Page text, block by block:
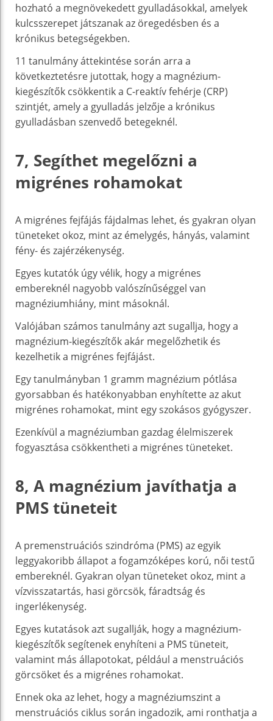
hozható a megnövekedett gyulladásokkal, amelyek
kulcsszerepet játszanak az öregedésben és a
krónikus betegségekben.
11 tanulmány áttekintése során arra a
következtetésre jutottak, hogy a magnézium-
kiegészítők csökkentik a C-reaktív fehérje (CRP)
szintjét, amely a gyulladás jelzője a krónikus
gyulladásban szenvedő betegeknél.
7, Segíthet megelőzni a
migrénes rohamokat
A migrénes fejfájás fájdalmas lehet, és gyakran olyan
tüneteket okoz, mint az émelygés, hányás, valamint
fény- és zajérzékenység.
Egyes kutatók úgy vélik, hogy a migrénes
embereknél nagyobb valószínűséggel van
magnéziumhiány, mint másoknál.
Valójában számos tanulmány azt sugallja, hogy a
magnézium-kiegészítők akár megelőzhetik és
kezelhetik a migrénes fejfájást.
Egy tanulmányban 1 gramm magnézium pótlása
gyorsabban és hatékonyabban enyhítette az akut
migrénes rohamokat, mint egy szokásos gyógyszer.
Ezenkívül a magnéziumban gazdag élelmiszerek
fogyasztása csökkentheti a migrénes tüneteket.
8, A magnézium javíthatja a
PMS tüneteit
A premenstruációs szindróma (PMS) az egyik
leggyakoribb állapot a fogamzóképes korú, női testű
embereknél. Gyakran olyan tüneteket okoz, mint a
vízvisszatartás, hasi görcsök, fáradtság és
ingerlékenység.
Egyes kutatások azt sugallják, hogy a magnézium-
kiegészítők segítenek enyhíteni a PMS tüneteit,
valamint más állapotokat, például a menstruációs
görcsöket és a migrénes rohamokat.
Ennek oka az lehet, hogy a magnéziumszint a
menstruációs ciklus során ingadozik, ami ronthatja a